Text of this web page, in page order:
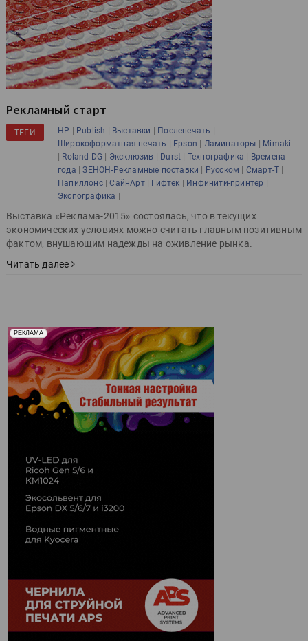
Рекламный старт
ТЕГИ HP | Publish | Выставки | Послепечать |
Широкоформатная печать | Epson | Ламинаторы | Mimaki
| Roland DG | Эксклюзив | Durst | Технографика | Времена
года |ЗЕНОН-Рекламные поставки | Русском | Смарт-Т |
Папиллонс|СайнАрт| Гифтек | Инфинити-принтер |
Экспографика |
Выставка «Реклама-2015» состоялась, что в текущих
экономических условиях можно считать главным позитивным
фактом, внушающим надежды на оживление рынка.
Читать далее
РЕКЛАМА
Реклама. Рекламодатель ООО "Передовые Системы
Печати" erid: 2SDnjd2d4Qz